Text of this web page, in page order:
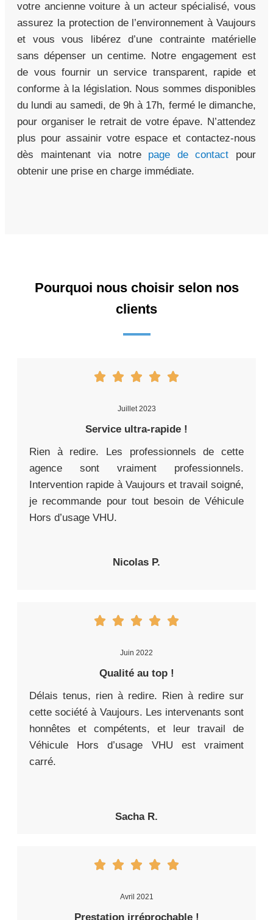
votre ancienne voiture à un acteur spécialisé, vous
assurez la protection de l’environnement à Vaujours
et vous vous libérez d’une contrainte matérielle
sans dépenser un centime. Notre engagement est
de vous fournir un service transparent, rapide et
conforme à la législation. Nous sommes disponibles
du lundi au samedi, de 9h à 17h, fermé le dimanche,
pour organiser le retrait de votre épave. N’attendez
plus pour assainir votre espace et contactez-nous
dès maintenant via notre page de contact pour
obtenir une prise en charge immédiate.
Pourquoi nous choisir selon nos
clients
Juillet 2023
Service ultra-rapide !
Rien à redire. Les professionnels de cette
agence sont vraiment professionnels.
Intervention rapide à Vaujours et travail soigné,
je recommande pour tout besoin de Véhicule
Hors d’usage VHU.
Nicolas P.
Juin 2022
Qualité au top !
Délais tenus, rien à redire. Rien à redire sur
cette société à Vaujours. Les intervenants sont
honnêtes et compétents, et leur travail de
Véhicule Hors d’usage VHU est vraiment
carré.
Sacha R.
Avril 2021
Prestation irréprochable !